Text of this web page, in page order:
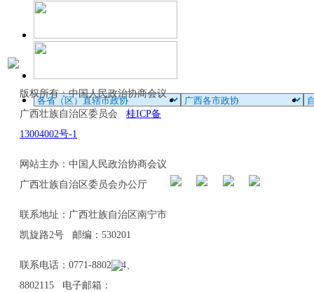
版权所有：中国人民政治协商会议
广西壮族自治区委员会 桂ICP备
13004002号-1
网站主办：中国人民政治协商会议
广西壮族自治区委员会办公厅
联系地址：广西壮族自治区南宁市
凯旋路2号 邮编：530201
联系电话：0771-8802114、
8802115 电子邮箱：